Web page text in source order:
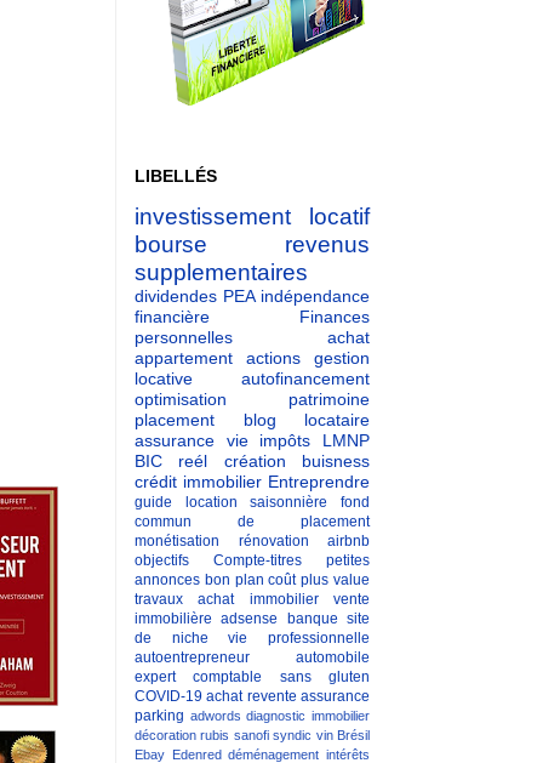
LIBELLÉS
investissement locatif
bourse
revenus
supplementaires
dividendes PEA indépendance
financière
Finances
personnelles
achat
appartement
actions
gestion
locative
autofinancement
optimisation patrimoine
placement
blog
locataire
assurance vie
impôts
LMNP
BIC reél
création buisness
crédit immobilier Entreprendre
guide location saisonnière
fond
commun de placement
monétisation
rénovation
airbnb
objectifs
Compte-titres
petites
annonces bon plan coût plus value
travaux
achat immobilier
vente
immobilière adsense banque site
de niche
vie professionnelle
autoentrepreneur
automobile
expert comptable
sans gluten
COVID-19 achat revente assurance
parking adwords diagnostic immobilier
décoration rubis sanofi syndic vin Brésil
Ebay Edenred déménagement intérêts